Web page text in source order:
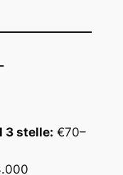
3 stelle: €70–